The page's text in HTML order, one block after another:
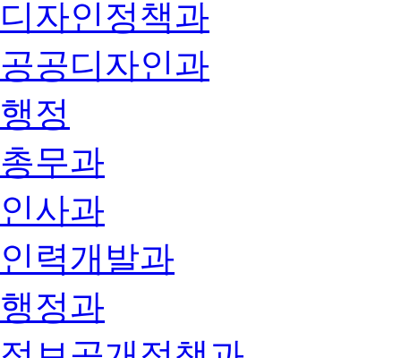
디자인정책과
공공디자인과
행정
총무과
인사과
인력개발과
행정과